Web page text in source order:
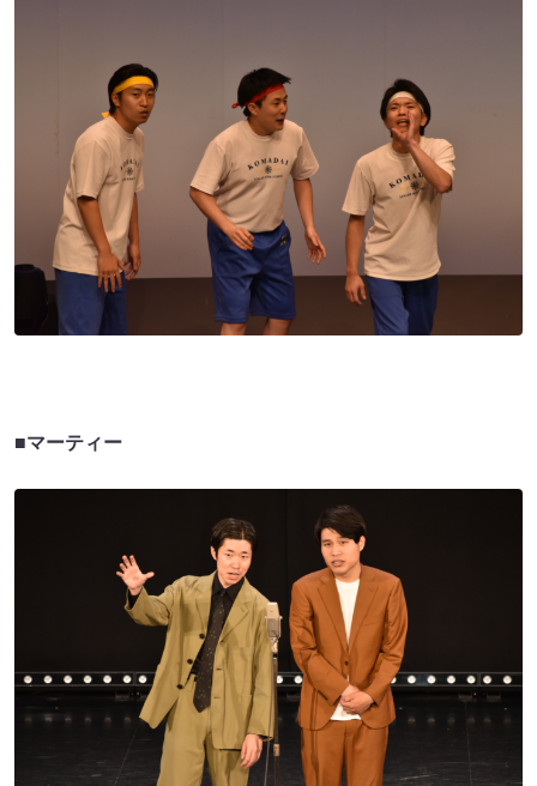
■マーティー